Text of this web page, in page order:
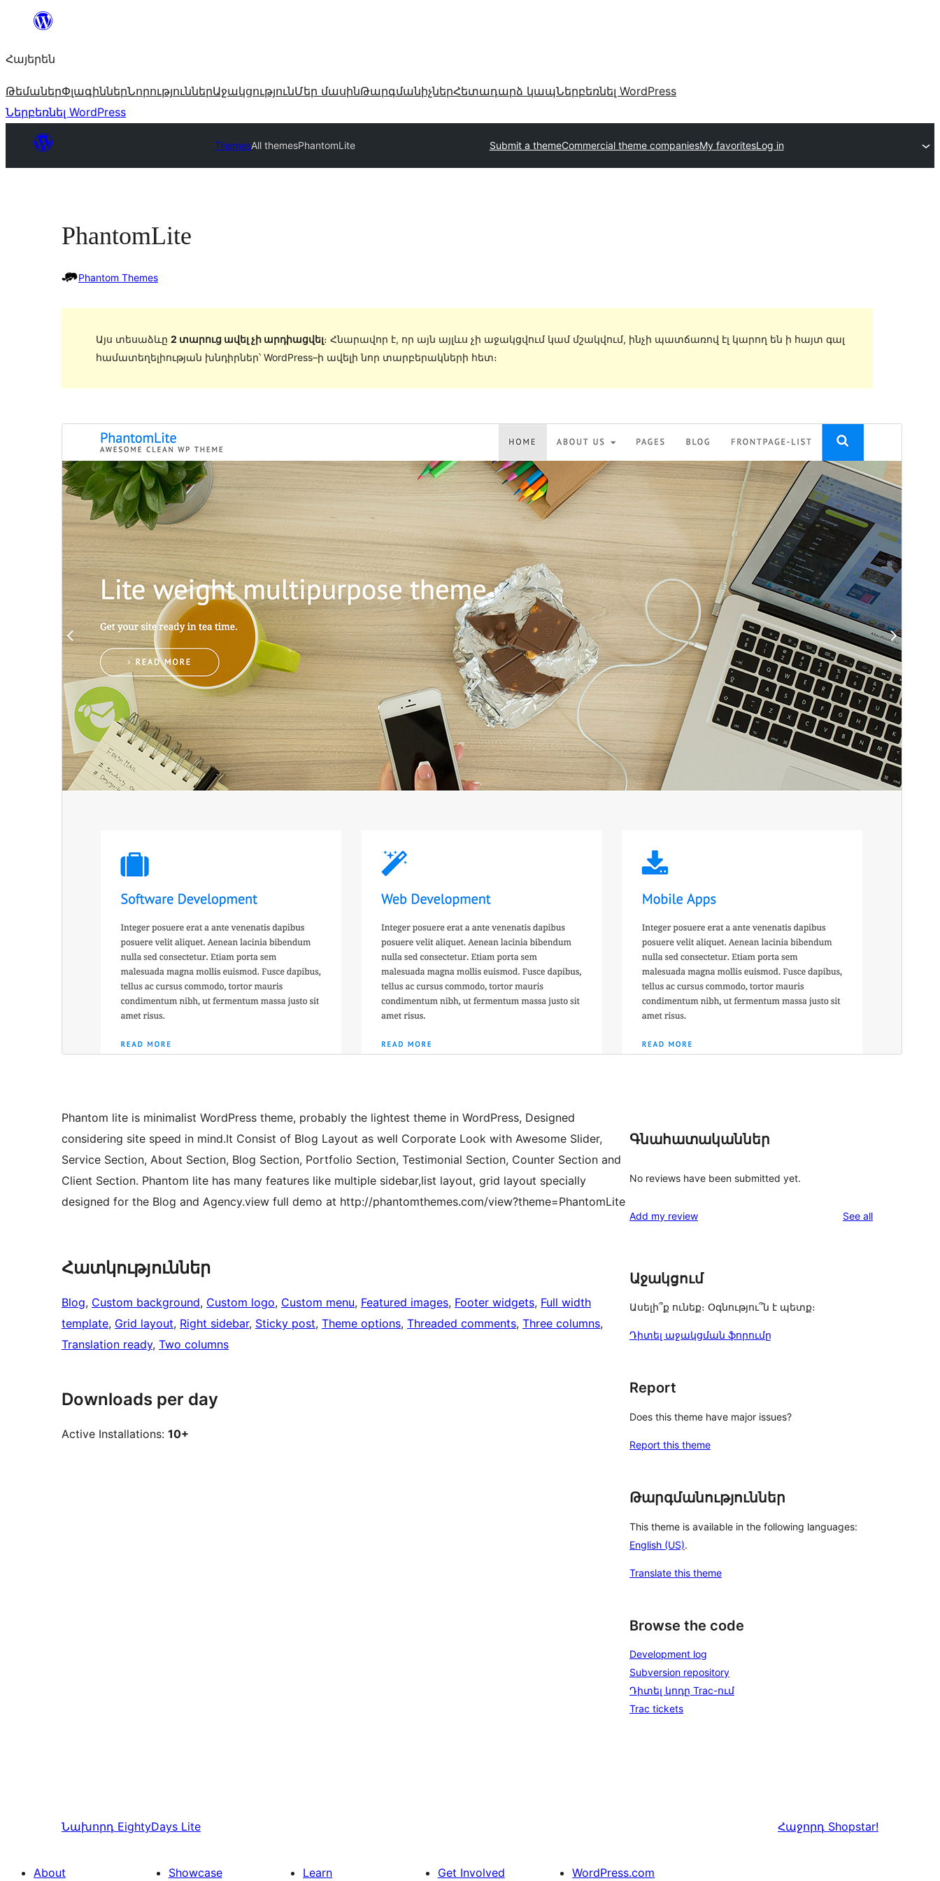
Անցնել
Հայերեն
ԹեմաներՓլագիններՆորություններԱջակցությունՄեր մասինԹարգմանիչներՀետադարձ կապՆերբեռնել WordPress
Ներբեռնել WordPress
ThemesAll themesPhantomLite Submit a themeCommercial theme companiesMy favoritesLog in
PhantomLite
Phantom Themes
Այս տեսաձևը 2 տարուց ավել չի արդիացվել։ Հնարավոր է, որ այն այլևս չի աջակցվում կամ մշակվում, ինչի պատճառով էլ կարող են ի հայտ գալ
համատեղելիության խնդիրներ՝ WordPress–ի ավելի նոր տարբերակների հետ։
Տարբերակ
1.2.1
Last updated
1 Հոկտեմբերի, 2018
Active installations
10+
WordPress version
4.6
Theme homepage
Phantom lite is minimalist WordPress theme, probably the lightest theme in WordPress, Designed
considering site speed in mind.It Consist of Blog Layout as well Corporate Look with Awesome Slider,
Service Section, About Section, Blog Section, Portfolio Section, Testimonial Section, Counter Section and
Client Section. Phantom lite has many features like multiple sidebar,list layout, grid layout specially
designed for the Blog and Agency.view full demo at http://phantomthemes.com/view?theme=PhantomLite
Հատկություններ
Blog, Custom background, Custom logo, Custom menu, Featured images, Footer widgets, Full width
template, Grid layout, Right sidebar, Sticky post, Theme options, Threaded comments, Three columns
Translation ready, Two columns
Downloads per day
Active Installations: 10+
Գնահատականներ
No reviews have been submitted yet.
Add my review See allreviews
Աջակցում
Ասելի՞ք ունեք։ Օգնությու՞ն է պետք։
Դիտել աջակցման ֆորումը
Report
Does this theme have major issues?
Report this theme
Թարգմանություններ
This theme is available in the following languages:
English (US).
Translate this theme
Browse the code
Development log
Subversion repository
Դիտել կոդը Trac-ում
Trac tickets
Նախորդ EightyDays Lite Հաջորդ Shopstar!
About Showcase Learn Get Involved WordPress.com